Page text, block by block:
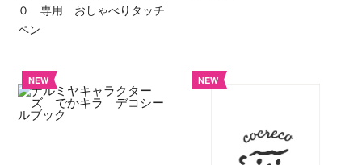
０ 専用 おしゃべりタッチ
ペン
NEW NEW